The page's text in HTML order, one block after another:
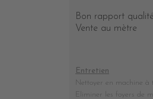
Bon rapport
Vente au mètre
Entretien
Nettoyer en machine
Eliminer les foyers de